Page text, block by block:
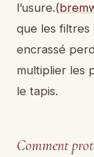
l’usure.(
que les filtres
encrassé
multiplier les
le tapis.
Comment